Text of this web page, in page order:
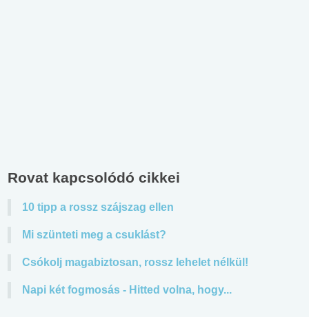
Rovat kapcsolódó cikkei
10 tipp a rossz szájszag ellen
Mi szünteti meg a csuklást?
Csókolj magabiztosan, rossz lehelet nélkül!
Napi két fogmosás - Hitted volna, hogy...